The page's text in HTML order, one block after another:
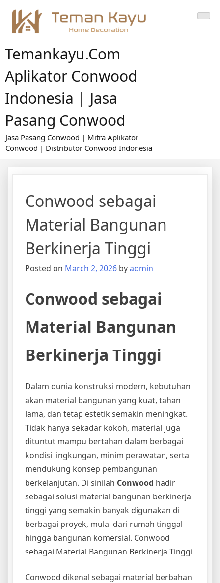
content
Temankayu.com
Aplikator Conwood
Indonesia | Jasa
Pasang Conwood
Jasa Pasang Conwood | Mitra Aplikator
Conwood | Distributor Conwood Indonesia
Conwood sebagai
Material Bangunan
Berkinerja Tinggi
Posted on March 2, 2026 byadmin
Conwood sebagai
Material Bangunan
Berkinerja Tinggi
Dalam dunia konstruksi modern, kebutuhan
akan material bangunan yang kuat, tahan
lama, dan tetap estetik semakin meningkat.
Tidak hanya sekadar kokoh, material juga
dituntut mampu bertahan dalam berbagai
kondisi lingkungan, minim perawatan, serta
mendukung konsep pembangunan
berkelanjutan. Di sinilah Conwood hadir
sebagai solusi material bangunan berkinerja
tinggi yang semakin banyak digunakan di
berbagai proyek, mulai dari rumah tinggal
hingga bangunan komersial. Conwood
sebagai Material Bangunan Berkinerja Tinggi
Conwood dikenal sebagai material berbahan